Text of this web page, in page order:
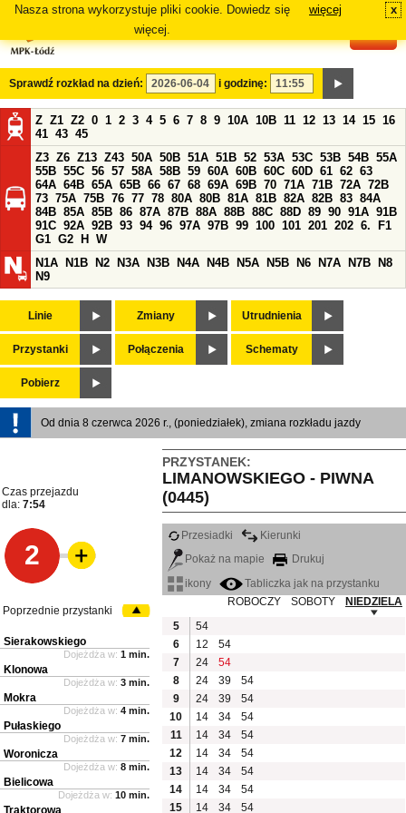
Nasza strona wykorzystuje pliki cookie. Dowiedz się
więcej.
więcej x
Sprawdź rozkład na dzień: i godzinę:
Z Z1 Z2 0 1 2 3 4 5 6 7 8 9 10A 10B 11 12 13 14 15 16
41 43 45
Z3 Z6 Z13 Z43 50A 50B 51A 51B 52 53A 53C 53B 54B 55A
55B 55C 56 57 58A 58B 59 60A 60B 60C 60D 61 62 63
64A 64B 65A 65B 66 67 68 69A 69B 70 71A 71B 72A 72B
73 75A 75B 76 77 78 80A 80B 81A 81B 82A 82B 83 84A
84B 85A 85B 86 87A 87B 88A 88B 88C 88D 89 90 91A 91B
91C 92A 92B 93 94 96 97A 97B 99 100 101 201 202 6.
F1
G1 G2 H
W
N1A
N1B N2 N3A N3B N4A N4B N5A N5B N6 N7A N7B
N8
N9
Linie Zmiany Utrudnienia
Przystanki Połączenia Schematy
Pobierz
Od dnia 8 czerwca 2026 r., (poniedziałek), zmiana rozkładu jazdy
PRZYSTANEK:
LIMANOWSKIEGO - PIWNA
(0445)
Czas przejazdu
dla: 7:54
2
Przesiadki
Kierunki
Pokaż na mapie
Drukuj
ikony
Tabliczka jak na przystanku
ROBOCZY
SOBOTY
NIEDZIELA
5
54
6
12
54
7
24
54
8
24 39
54
9
24 39
54
10
14 34
54
11
14 34
54
12
14 34
54
13
14 34
54
14
14 34
54
15
14 34 54
Poprzednie przystanki
Sierakowskiego
Dojeżdża w: 1 min.
Klonowa
Dojeżdża w: 3 min.
Mokra
Dojeżdża w: 4 min.
Pułaskiego
Dojeżdża w: 7 min.
Woronicza
Dojeżdża w: 8 min.
Bielicowa
Dojeżdża w: 10 min.
Traktorowa